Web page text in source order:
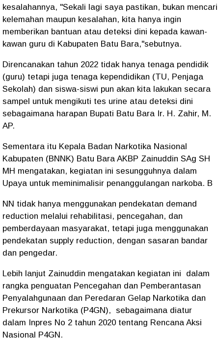
kesalahannya, "Sekali lagi saya pastikan, bukan mencari
kelemahan maupun kesalahan, kita hanya ingin
memberikan bantuan atau deteksi dini kepada kawan-
kawan guru di Kabupaten Batu Bara,"sebutnya.
Direncanakan tahun 2022 tidak hanya tenaga pendidik
(guru) tetapi juga tenaga kependidikan (TU, Penjaga
Sekolah) dan siswa-siswi pun akan kita lakukan secara
sampel untuk mengikuti tes urine atau deteksi dini
sebagaimana harapan Bupati Batu Bara Ir. H. Zahir, M.
AP.
Sementara itu Kepala Badan Narkotika Nasional
Kabupaten (BNNK) Batu Bara AKBP Zainuddin SAg SH
MH mengatakan, kegiatan ini sesungguhnya dalam
Upaya untuk meminimalisir penanggulangan narkoba. B
NN tidak hanya menggunakan pendekatan demand
reduction melalui rehabilitasi, pencegahan, dan
pemberdayaan masyarakat, tetapi juga menggunakan
pendekatan supply reduction, dengan sasaran bandar
dan pengedar.
Lebih lanjut Zainuddin mengatakan kegiatan ini dalam
rangka penguatan Pencegahan dan Pemberantasan
Penyalahgunaan dan Peredaran Gelap Narkotika dan
Prekursor Narkotika (P4GN), sebagaimana diatur
dalam Inpres No 2 tahun 2020 tentang Rencana Aksi
Nasional P4GN.